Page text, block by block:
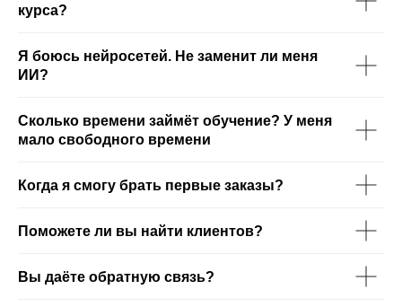
курса?
Я боюсь нейросетей. Не заменит ли меня
ИИ?
Сколько времени займёт обучение? У меня
мало свободного времени
Когда я смогу брать первые заказы?
Поможете ли вы найти клиентов?
Вы даёте обратную связь?